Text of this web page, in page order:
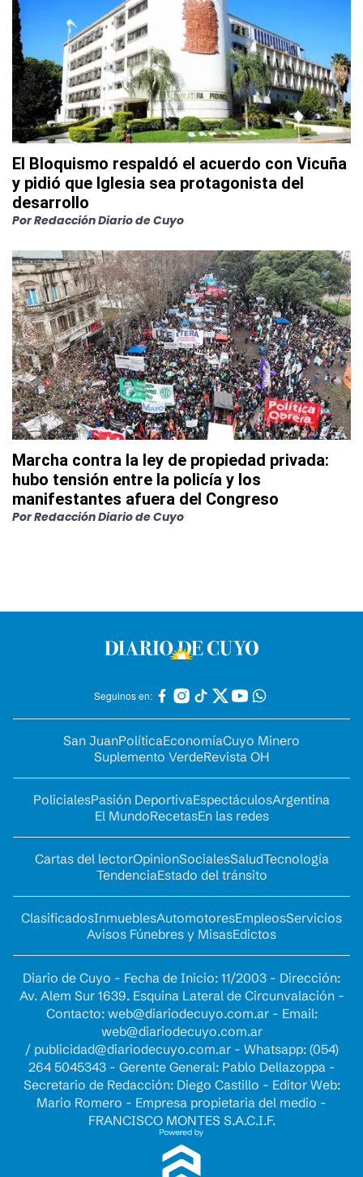
El Bloquismo respaldó el acuerdo con Vicuña
y pidió que Iglesia sea protagonista del
desarrollo
PorRedacción Diario de Cuyo
Marcha contra la ley de propiedad privada:
hubo tensión entre la policía y los
manifestantes afuera del Congreso
PorRedacción Diario de Cuyo
Seguinos en:
San JuanPolíticaEconomíaCuyo Minero
Suplemento VerdeRevista OH
PolicialesPasión DeportivaEspectáculosArgentina
El MundoRecetasEn las redes
Cartas del lectorOpinionSocialesSaludTecnología
TendenciaEstado del tránsito
ClasificadosInmueblesAutomotoresEmpleosServicios
Avisos Fúnebres y MisasEdictos
Diario de Cuyo - Fecha de Inicio: 11/2003 - Dirección:
Av. Alem Sur 1639. Esquina Lateral de Circunvalación -
Contacto: web@diariodecuyo.com.ar- Email:
web@diariodecuyo.com.ar
/ publicidad@diariodecuyo.com.ar- Whatsapp: (054)
264 5045343 - Gerente General: Pablo Dellazoppa -
Secretario de Redacción: Diego Castillo - Editor Web:
Mario Romero - Empresa propietaria del medio -
FRANCISCO MONTES S.A.C.I.F.